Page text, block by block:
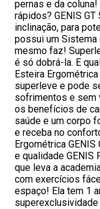
pernas e da
rápidos? GENIS
inclinação, para
possui um Sistema
mesmo faz!
é só dobrá-la. E
Esteira
superleve e pode
sofrimentos e sem
os benefícios de
saúde e um corpo
e receba no
Ergométrica
e qualidade GENIS
que leva a
com exercícios
espaço! Ela tem 1